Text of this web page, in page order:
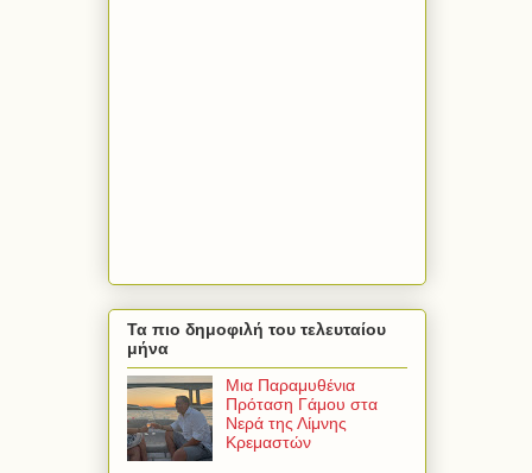
Τα πιο δημοφιλή του τελευταίου
μήνα
Μια Παραμυθένια
Πρόταση Γάμου στα
Νερά της Λίμνης
Κρεμαστών